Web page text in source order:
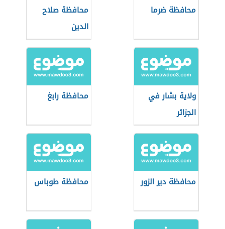
محافظة ضرما
محافظة صلاح
الدين
ولاية بشار في
الجزائر
محافظة رابغ
محافظة دير الزور محافظة طوباس